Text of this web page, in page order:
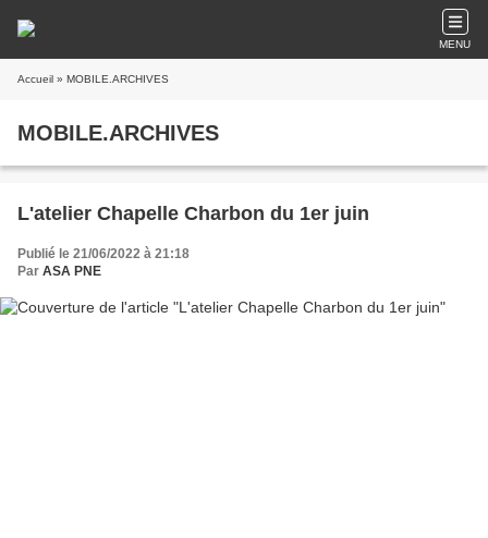
MENU
Accueil » MOBILE.ARCHIVES
MOBILE.ARCHIVES
L'atelier Chapelle Charbon du 1er juin
Publié le 21/06/2022 à 21:18
Par ASA PNE